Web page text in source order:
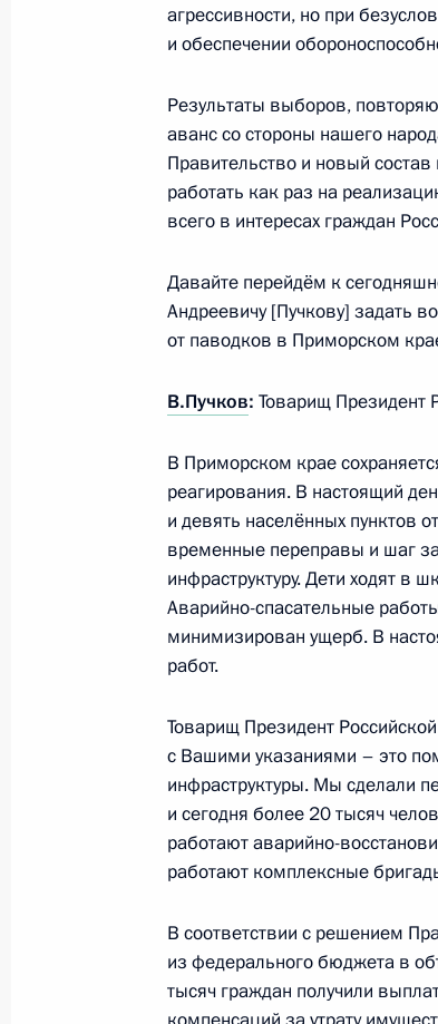
Заседание Совета по
проектам
21 сентября 2016 года, 16:20
Запуск Восточно-
21 сентября 2016 года, 13:45
Поздравление Президенту
21 сентября 2016 года, 10:00
Президент подписал Указ о
(посмертно) Магомеду
21 сентября 2016 года, 09:30
20 сентября 2016 года,
Заседание Военно-
20 сентября 2016 года, 17:30
Встреча с рабочими
19 сентября 2016 года,
агрессивности, но при
и обеспечении
Результаты выборов,
аванс со стороны нашего
Правительство и новый
работать как раз на
всего в интересах граждан
Давайте перейдём к
Андреевичу [Пучкову] задать
от паводков в Приморском
В.Пучков: Товарищ Президент
В Приморском крае
реагирования. В настоящий
и девять населённых пунктов
временные переправы и шаг
инфраструктуру. Дети ходят в
Аварийно-спасательные
минимизирован ущерб. В
работ.
Товарищ Президент
с Вашими указаниями – это
инфраструктуры. Мы сделали
и сегодня более 20 тысяч
работают аварийно-
работают комплексные
В соответствии с решением
из федерального бюджета в
тысяч граждан получили